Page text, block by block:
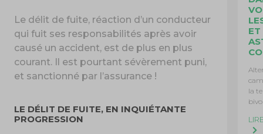
Le délit de fuite, réaction d’un conducteur
qui fuit ses responsabilités après avoir
causé un accident, est de plus en plus
courant. Il est pourtant sévèrement puni,
et sanctionné par l’assurance !
LE DÉLIT DE FUITE, EN INQUIÉTANTE
PROGRESSION
ET
la